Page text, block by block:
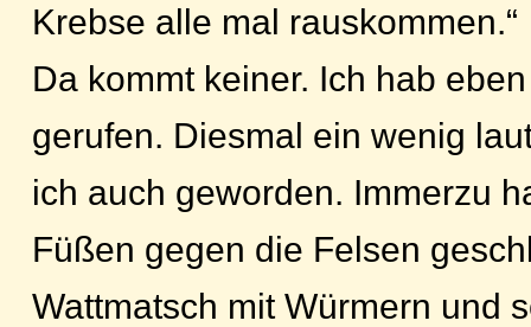
Krebse alle mal rauskommen.“
Da kommt keiner. Ich hab
gerufen. Diesmal ein wenig
ich auch geworden. Immerzu
Füßen gegen die Felsen
Wattmatsch mit Würmern und